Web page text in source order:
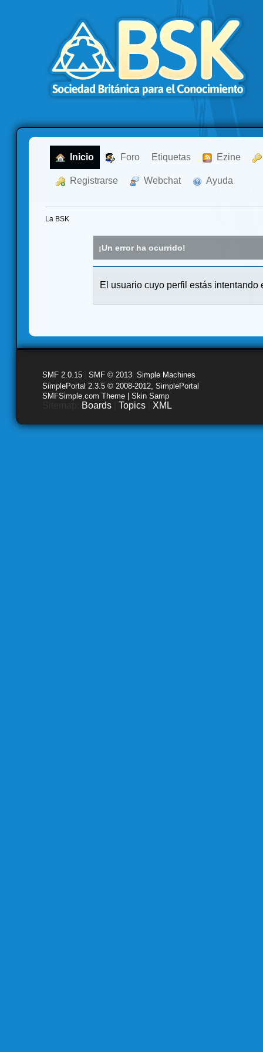
Inicio Foro Etiquetas Ezine
Registrarse Webchat Ayuda
La BSK
¡Un error ha ocurrido!
El usuario cuyo perfil estás intentando
SMF 2.0.15 SMF © 2013 Simple Machines
SimplePortal 2.3.5 © 2008-2012, SimplePortal
SMFSimple.com Theme | Skin Samp
Boards Topics XML